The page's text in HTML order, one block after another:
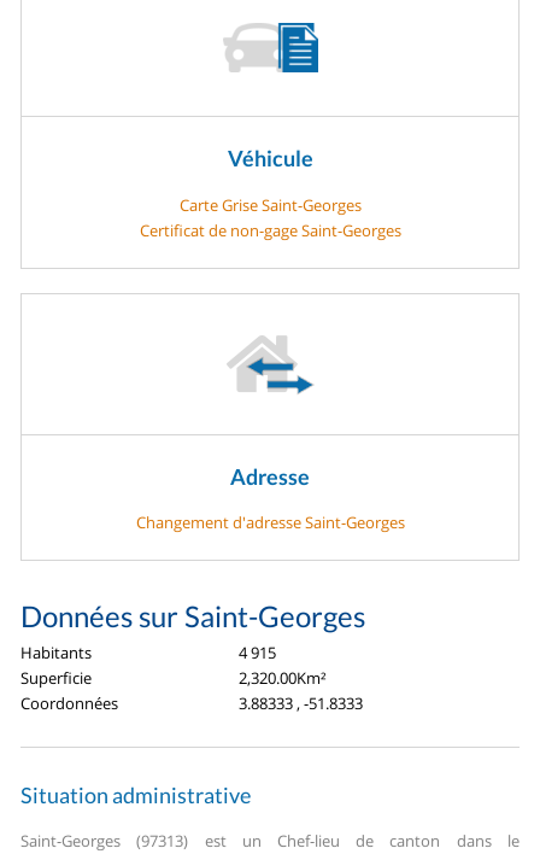
Véhicule
Carte Grise Saint-Georges
Certificat de non-gage Saint-Georges
Adresse
Changement d'adresse Saint-Georges
Données sur Saint-Georges
Habitants
4 915
Superficie
2,320.00Km²
Coordonnées
3.88333 , -51.8333
Situation administrative
Saint-Georges (97313) est un Chef-lieu de canton dans le